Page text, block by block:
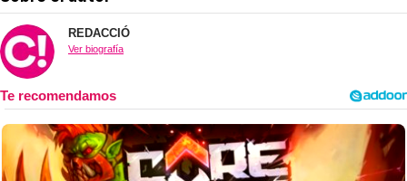
REDACCIÓ
Ver biografía